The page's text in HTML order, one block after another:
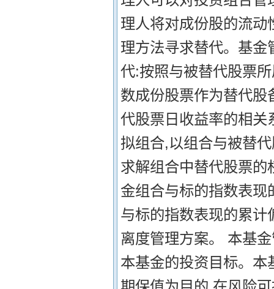
理人将对成份股的流
理方法寻求替代。基
代:按照与被替代股票
数成份股票作为替代
代股票日收益率的相关
拟组合,以组合与被替
求解组合中替代股票
金组合与标的指数表
与标的指数表现的累
离度管理方案。 本基
本基金的投资目标。